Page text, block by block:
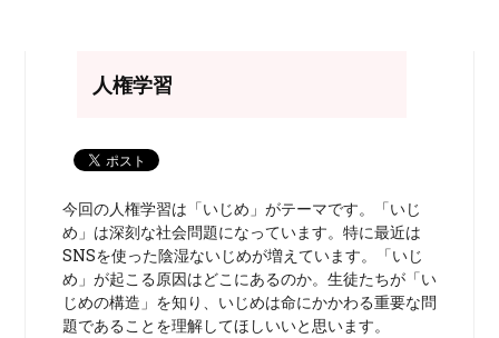
人権学習
今回の人権学習は「いじめ」がテーマです。「いじ
め」は深刻な社会問題になっています。特に最近は
SNSを使った陰湿ないじめが増えています。「いじ
め」が起こる原因はどこにあるのか。生徒たちが「い
じめの構造」を知り、いじめは命にかかわる重要な問
題であることを理解してほしいいと思います。